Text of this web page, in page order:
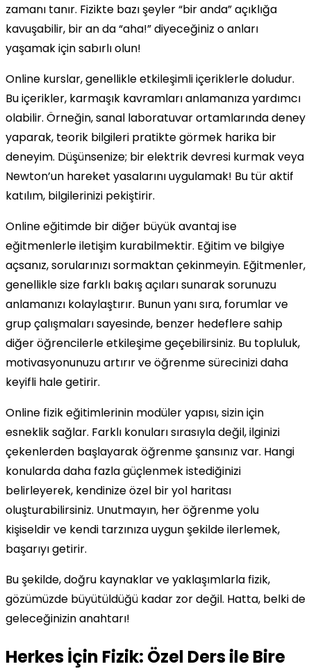
zamanı tanır. Fizikte bazı şeyler “bir anda” açıklığa
kavuşabilir, bir an da “aha!” diyeceğiniz o anları
yaşamak için sabırlı olun!
Online kurslar, genellikle etkileşimli içeriklerle doludur.
Bu içerikler, karmaşık kavramları anlamanıza yardımcı
olabilir. Örneğin, sanal laboratuvar ortamlarında deney
yaparak, teorik bilgileri pratikte görmek harika bir
deneyim. Düşünsenize; bir elektrik devresi kurmak veya
Newton’un hareket yasalarını uygulamak! Bu tür aktif
katılım, bilgilerinizi pekiştirir.
Online eğitimde bir diğer büyük avantaj ise
eğitmenlerle iletişim kurabilmektir. Eğitim ve bilgiye
açsanız, sorularınızı sormaktan çekinmeyin. Eğitmenler,
genellikle size farklı bakış açıları sunarak sorunuzu
anlamanızı kolaylaştırır. Bunun yanı sıra, forumlar ve
grup çalışmaları sayesinde, benzer hedeflere sahip
diğer öğrencilerle etkileşime geçebilirsiniz. Bu topluluk,
motivasyonunuzu artırır ve öğrenme sürecinizi daha
keyifli hale getirir.
Online fizik eğitimlerinin modüler yapısı, sizin için
esneklik sağlar. Farklı konuları sırasıyla değil, ilginizi
çekenlerden başlayarak öğrenme şansınız var. Hangi
konularda daha fazla güçlenmek istediğinizi
belirleyerek, kendinize özel bir yol haritası
oluşturabilirsiniz. Unutmayın, her öğrenme yolu
kişiseldir ve kendi tarzınıza uygun şekilde ilerlemek,
başarıyı getirir.
Bu şekilde, doğru kaynaklar ve yaklaşımlarla fizik,
gözümüzde büyütüldüğü kadar zor değil. Hatta, belki de
geleceğinizin anahtarı!
Herkes İçin Fizik: Özel Ders ile Bire